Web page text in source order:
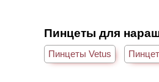
Пинцеты для
Пинцеты Vetus